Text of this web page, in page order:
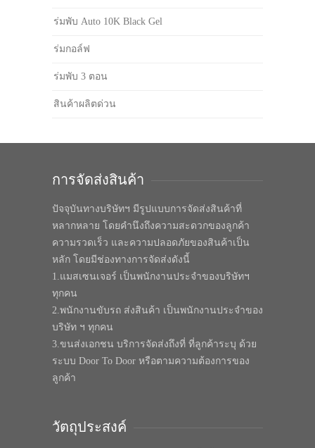
ร่มพับ Auto 10K Black Gel
ร่มกอล์ฟ
ร่มพับ 3 ตอน
สินค้าผลิตด่วน
การจัดส่งสินค้า
ปัจจุบันทางบริษัทฯ มีรูปแบบการจัดส่งสินค้าที่
หลากหลาย โดยคำนึงถึงความสะดวกของลูกค้า
ความรวดเร็ว และความปลอดภัยของสินค้าเป็น
หลัก โดยมีช่องทางการจัดส่งดังนี้
1.แมสเซนเจอร์ เป็นพนักงานประจำของบริษัทฯ
ทุกคน
2.พนักงานขับรถ ส่งสินค้า เป็นพนักงานประจำของ
บริษัท ฯ ทุกคน
3.ขนส่งเอกชน บริการจัดส่งถึงที่ ที่ลูกค้าระบุ ด้วย
ระบบ Door To Door หรือตามความต้องการของ
ลูกค้า
วัตถุประสงค์